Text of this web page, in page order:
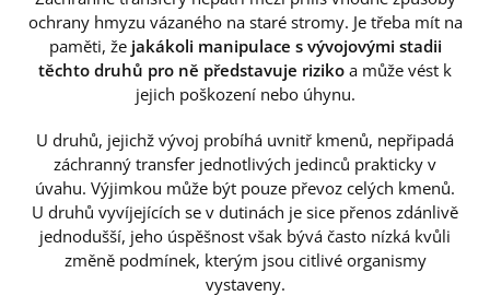
ochrany hmyzu vázaného na staré stromy. Je třeba mít na
paměti, že jakákoli manipulace s vývojovými stadii
těchto druhů pro ně představuje riziko a může vést k
jejich poškození nebo úhynu.
U druhů, jejichž vývoj probíhá uvnitř kmenů, nepřipadá
záchranný transfer jednotlivých jedinců prakticky v
úvahu. Výjimkou může být pouze převoz celých kmenů.
U druhů vyvíjejících se v dutinách je sice přenos zdánlivě
jednodušší, jeho úspěšnost však bývá často nízká kvůli
změně podmínek, kterým jsou citlivé organismy
vystaveny.